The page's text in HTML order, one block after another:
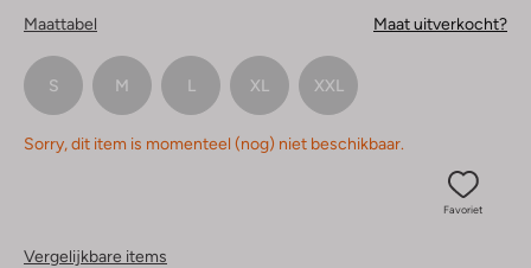
Maattabel Maat uitverkocht?
S M L XL XXL
Sorry, dit item is momenteel (nog) niet beschikbaar.
Favoriet
Vergelijkbare items